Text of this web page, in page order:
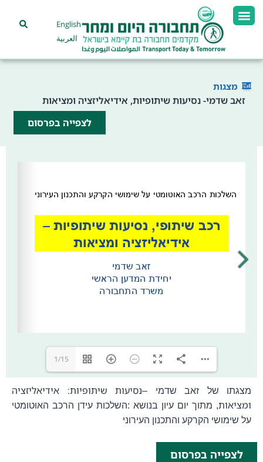
English
العربية
מצגות
זאב שדמי- נסיעות שיתופיות, אידיאליזציה ומציאות
לצפייה בפרסום
1/15
מצגתו של זאב שדמי –נסיעות שיתופיות: אידיאליזציה
ומציאות, מתוך יום עיון בנושא :השלכות עידן הרכב האוטומטי
על שימושי הקרקע והתכנון העירוני
לצפייה בפרסום